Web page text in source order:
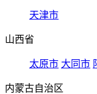
天津市
山西省
太原市 大同市
内蒙古自治区